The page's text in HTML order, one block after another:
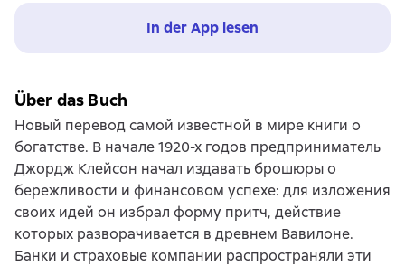
In der App lesen
Über das Buch
Новый перевод самой известной в мире книги о
богатстве. В начале 1920-х годов предприниматель
Джордж Клейсон начал издавать брошюры о
бережливости и финансовом успехе: для изложения
своих идей он избрал форму притч, действие
которых разворачивается в древнем Вавилоне.
Банки и страховые компании распространяли эти